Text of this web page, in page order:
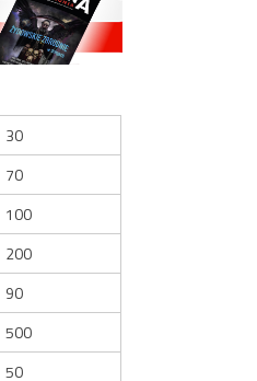
30
70
100
200
90
500
50